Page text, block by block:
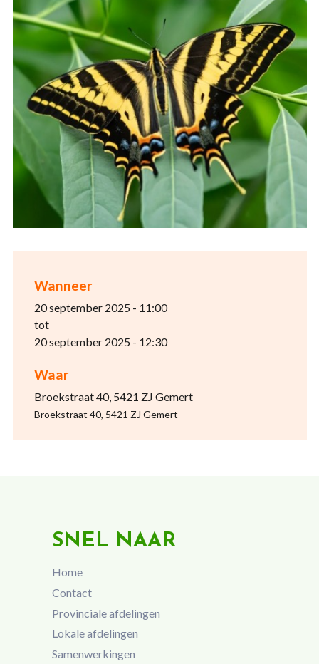
Wanneer
20 september 2025 - 11:00
tot
20 september 2025 - 12:30
Waar
Broekstraat 40, 5421 ZJ Gemert
Broekstraat 40, 5421 ZJ Gemert
SNEL NAAR
Home
Contact
Provinciale afdelingen
Lokale afdelingen
Samenwerkingen